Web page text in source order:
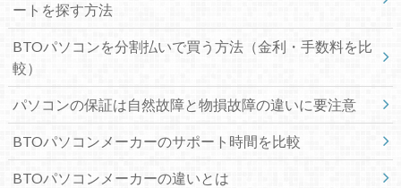
ートを探す方法
BTOパソコンを分割払いで買う方法（金利・手数料を比
較）
パソコンの保証は自然故障と物損故障の違いに要注意
BTOパソコンメーカーのサポート時間を比較
BTOパソコンメーカーの違いとは